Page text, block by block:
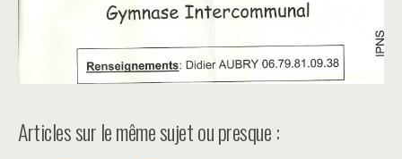
Articles sur le même sujet ou presque :